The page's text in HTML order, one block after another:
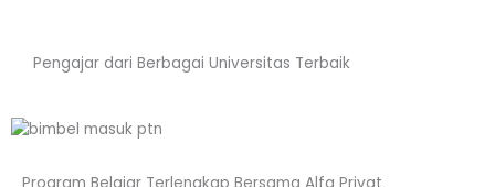
Pengajar dari Berbagai Universitas Terbaik